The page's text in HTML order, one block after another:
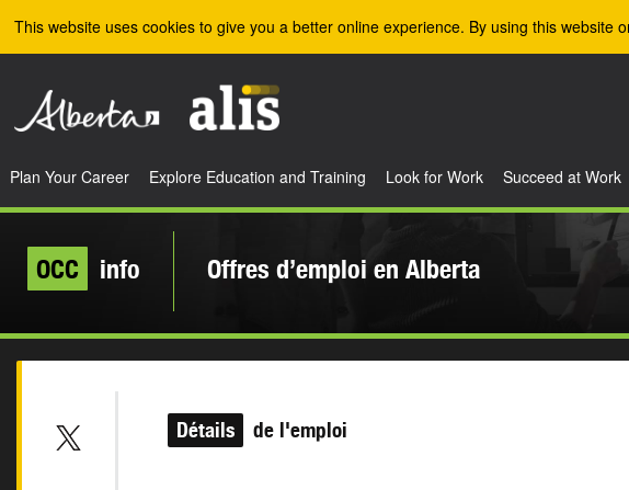
This website uses cookies to give you a better online experience. By using this website
Plan Your Career Explore Education and Training Look for Work Succeed at Work
OCC info Offres d’emploi en Alberta
Détails de l'emploi